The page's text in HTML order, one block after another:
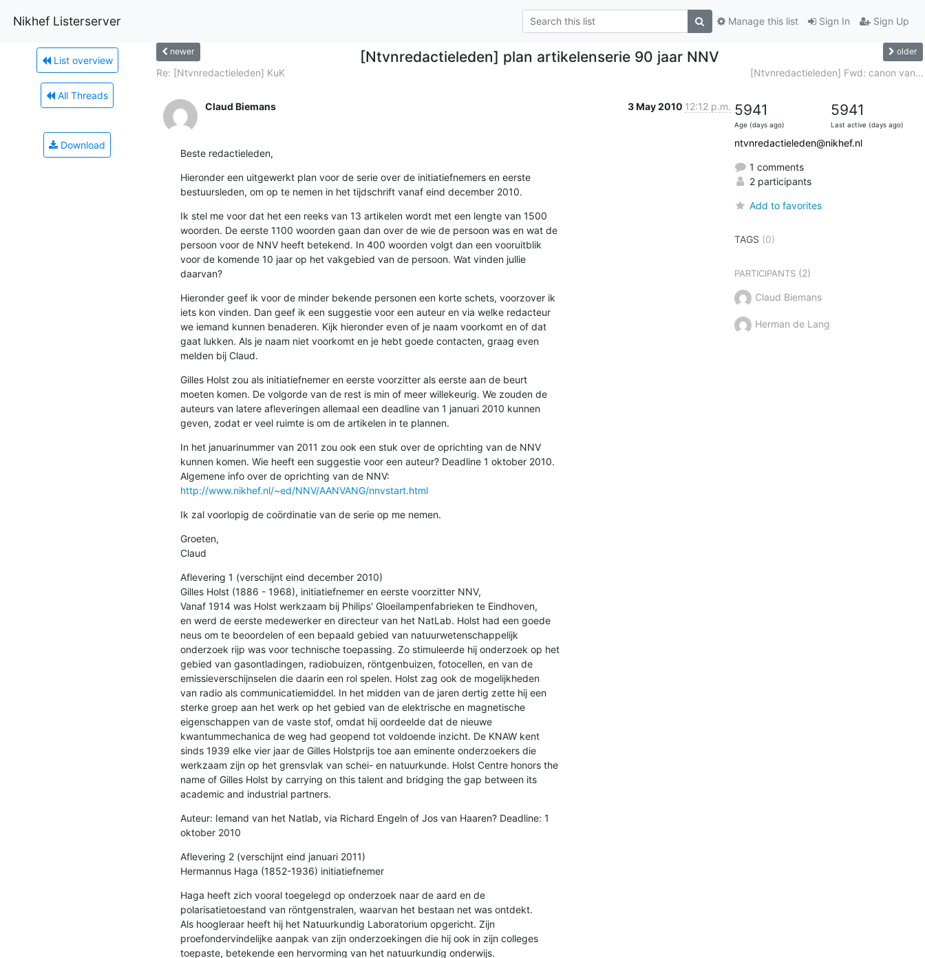
Nikhef Listerserver Sign In Sign Up
Manage this list
List overview
All Threads
Download
newer [Ntvnredactieleden] plan artikelenserie 90 jaar NNV older
Re: [Ntvnredactieleden] KuK [Ntvnredactieleden] Fwd: canon van...
Claud Biemans 3 May 2010 12:12 p.m.
Beste redactieleden,
Hieronder een uitgewerkt plan voor de serie over de initiatiefnemers en eerste
bestuursleden, om op te nemen in het tijdschrift vanaf eind december 2010.
Ik stel me voor dat het een reeks van 13 artikelen wordt met een lengte van 1500
woorden. De eerste 1100 woorden gaan dan over de wie de persoon was en wat de
persoon voor de NNV heeft betekend. In 400 woorden volgt dan een vooruitblik
voor de komende 10 jaar op het vakgebied van de persoon. Wat vinden jullie
daarvan?
Hieronder geef ik voor de minder bekende personen een korte schets, voorzover ik
iets kon vinden. Dan geef ik een suggestie voor een auteur en via welke redacteur
we iemand kunnen benaderen. Kijk hieronder even of je naam voorkomt en of dat
gaat lukken. Als je naam niet voorkomt en je hebt goede contacten, graag even
melden bij Claud.
Gilles Holst zou als initiatiefnemer en eerste voorzitter als eerste aan de beurt
moeten komen. De volgorde van de rest is min of meer willekeurig. We zouden de
auteurs van latere afleveringen allemaal een deadline van 1 januari 2010 kunnen
geven, zodat er veel ruimte is om de artikelen in te plannen.
In het januarinummer van 2011 zou ook een stuk over de oprichting van de NNV
kunnen komen. Wie heeft een suggestie voor een auteur? Deadline 1 oktober 2010.
http://www.nikhef.nl/~ed/NNV/AANVANG/nnvstart.html
Ik zal voorlopig de coördinatie van de serie op me nemen.
Groeten,
Claud
Aflevering 1 (verschijnt eind december 2010)
Gilles Holst (1886 - 1968), initiatiefnemer en eerste voorzitter NNV,
Vanaf 1914 was Holst werkzaam bij Philips' Gloeilampenfabrieken te Eindhoven,
en werd de eerste medewerker en directeur van het NatLab. Holst had een goede
neus om te beoordelen of een bepaald gebied van natuurwetenschappelijk
onderzoek rijp was voor technische toepassing. Zo stimuleerde hij onderzoek op het
gebied van gasontladingen, radiobuizen, röntgenbuizen, fotocellen, en van de
emissieverschijnselen die daarin een rol spelen. Holst zag ook de mogelijkheden
van radio als communicatiemiddel. In het midden van de jaren dertig zette hij een
sterke groep aan het werk op het gebied van de elektrische en magnetische
eigenschappen van de vaste stof, omdat hij oordeelde dat de nieuwe
kwantummechanica de weg had geopend tot voldoende inzicht. De KNAW kent
sinds 1939 elke vier jaar de Gilles Holstprijs toe aan eminente onderzoekers die
werkzaam zijn op het grensvlak van schei- en natuurkunde. Holst Centre honors the
name of Gilles Holst by carrying on this talent and bridging the gap between its
academic and industrial partners.
Auteur: Iemand van het Natlab, via Richard Engeln of Jos van Haaren? Deadline: 1
oktober 2010
Aflevering 2 (verschijnt eind januari 2011)
Hermannus Haga (1852-1936) initiatiefnemer
Haga heeft zich vooral toegelegd op onderzoek naar de aard en de
polarisatietoestand van röntgenstralen, waarvan het bestaan net was ontdekt.
Als hoogleraar heeft hij het Natuurkundig Laboratorium opgericht. Zijn
proefondervindelijke aanpak van zijn onderzoekingen die hij ook in zijn colleges
5941
Age (days ago)
5941
Last active (days ago)
ntvnredactieleden@nikhef.nl
1 comments
2 participants
Add to favorites
TAGS (0)
PARTICIPANTS(2)
Claud Biemans
Herman de Lang